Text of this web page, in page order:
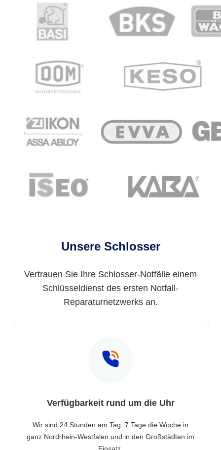
Unsere Schlosser
Vertrauen Sie Ihre Schlosser-Notfälle einem
Schlüsseldienst des ersten Notfall-
Reparaturnetzwerks an.
Verfügbarkeit rund um die Uhr
Wir sind 24 Stunden am Tag, 7 Tage die Woche in
ganz Nordrhein-Westfalen und in den Großstädten im